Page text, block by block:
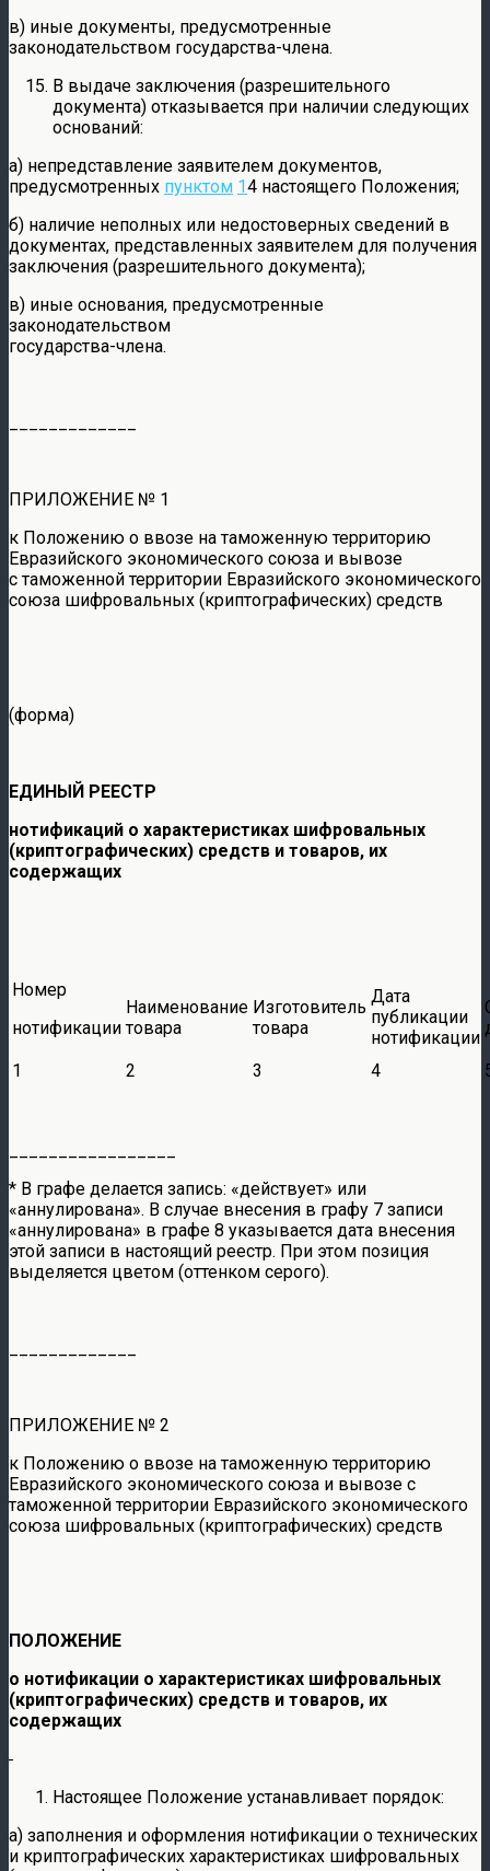
в) иные документы, предусмотренные
законодательством государства-члена.
В выдаче заключения (разрешительного
документа) отказывается при наличии следующих
оснований:
а) непредставление заявителем документов,
предусмотренных пунктом 14 настоящего Положения;
б) наличие неполных или недостоверных сведений в
документах, представленных заявителем для получения
заключения (разрешительного документа);
в) иные основания, предусмотренные
законодательством
государства-члена.
ПРИЛОЖЕНИЕ № 1
к Положению о ввозе на таможенную территорию
Евразийского экономического союза и вывозе
с таможенной территории Евразийского экономического
союза шифровальных (криптографических) средств
(форма)
ЕДИНЫЙ РЕЕСТР
нотификаций о характеристиках шифровальных
(криптографических) средств и товаров, их
содержащих
Номер
нотификации
Наименование
товара
Изготовитель
товара
Дата
публикации
нотификации
1 2 3 4
* В графе делается запись: «действует» или
«аннулирована». В случае внесения в графу 7 записи
«аннулирована» в графе 8 указывается дата внесения
этой записи в настоящий реестр. При этом позиция
выделяется цветом (оттенком серого).
ПРИЛОЖЕНИЕ № 2
к Положению о ввозе на таможенную территорию
Евразийского экономического союза и вывозе с
таможенной территории Евразийского экономического
союза шифровальных (криптографических) средств
ПОЛОЖЕНИЕ
о нотификации о характеристиках шифровальных
(криптографических) средств и товаров, их
содержащих
Настоящее Положение устанавливает порядок:
а) заполнения и оформления нотификации о технических
и криптографических характеристиках шифровальных